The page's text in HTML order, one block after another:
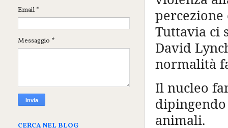
percezione
Tuttavia ci
David
normalità
Il nucleo
animali.
Email *
Messaggio *
CERCA NEL BLOG